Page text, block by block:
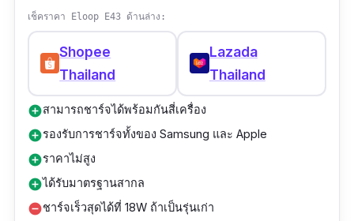
เช็คราคา Eloop E43 ด้านล่าง:
Shopee
Thailand
Lazada
Thailand
add_circleสามารถชาร์จได้พร้อมกันสี่เครื่อง
add_circleรองรับการชาร์จทั้งของ Samsung และ Apple
add_circleราคาไม่สูง
add_circleได้รับมาตรฐานสากล
remove_circleชาร์จเร็วสุดได้ที่ 18W ถ้าเป็นรุ่นเก่า